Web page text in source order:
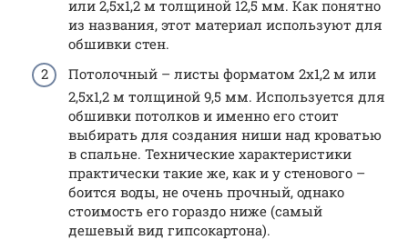
или 2,5х1,2 м толщиной 12,5 мм. Как понятно
из названия, этот материал используют для
обшивки стен.
Потолочный – листы форматом 2х1,2 м или
2,5х1,2 м толщиной 9,5 мм. Используется для
обшивки потолков и именно его стоит
выбирать для создания ниши над кроватью
в спальне. Технические характеристики
практически такие же, как и у стенового –
боится воды, не очень прочный, однако
стоимость его гораздо ниже (самый
дешевый вид гипсокартона).